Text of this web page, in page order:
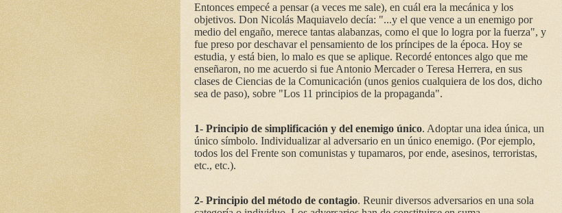
Entonces empecé a pensar (a veces me sale), en cuál era la mecánica y los
objetivos. Don Nicolás Maquiavelo decía: "...y el que vence a un enemigo por
medio del engaño, merece tantas alabanzas, como el que lo logra por la fuerza", y
fue preso por deschavar el pensamiento de los príncipes de la época. Hoy se
estudia, y está bien, lo malo es que se aplique. Recordé entonces algo que me
enseñaron, no me acuerdo si fue Antonio Mercader o Teresa Herrera, en sus
clases de Ciencias de la Comunicación (unos genios cualquiera de los dos, dicho
sea de paso), sobre "Los 11 principios de la propaganda".
1- Principio de simplificación y del enemigo único. Adoptar una idea única, un
único símbolo. Individualizar al adversario en un único enemigo. (Por ejemplo,
todos los del Frente son comunistas y tupamaros, por ende, asesinos, terroristas,
etc., etc.).
2- Principio del método de contagio. Reunir diversos adversarios en una sola